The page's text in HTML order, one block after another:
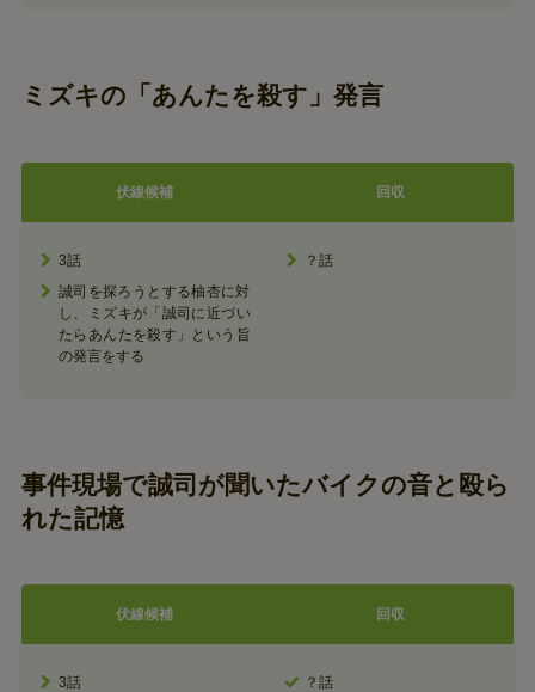
ミズキの「あんたを殺す」発言
伏線候補 回収
3話
誠司を探ろうとする柚杏に対
し、ミズキが「誠司に近づい
たらあんたを殺す」という旨
の発言をする
？話
事件現場で誠司が聞いたバイクの音と殴ら
れた記憶
伏線候補 回収
3話
？話